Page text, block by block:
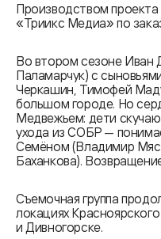
Производством
«Триикс Медиа» по
Во втором сезоне Иван
Паламарчук) с
Черкашин, Тимофей
большом городе. Но
Медвежьем: дети
ухода из СОБР —
Семёном (Владимир
Баханкова).
Съемочная группа
локациях
и Дивногорске.